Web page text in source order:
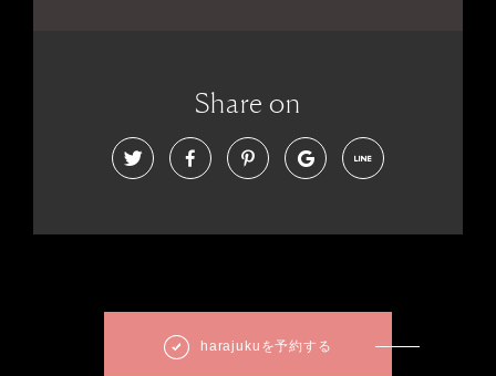
Share on
harajukuを予約する